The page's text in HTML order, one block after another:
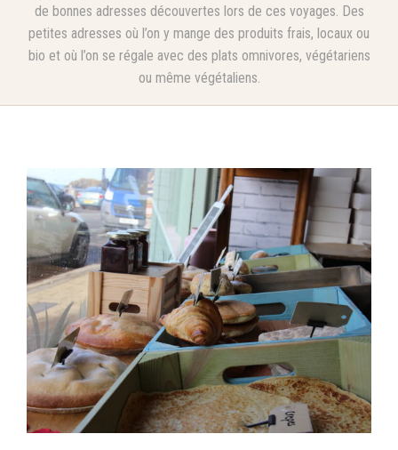
de bonnes adresses découvertes lors de ces voyages. Des
petites adresses où l’on y mange des produits frais, locaux ou
bio et où l’on se régale avec des plats omnivores, végétariens
ou même végétaliens.